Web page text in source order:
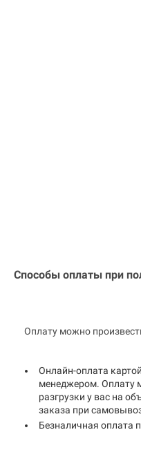
Способы оплаты при
Оплату можно
Онлайн-оплата
менеджером. Оплату
разгрузки у вас на
заказа при
Безналичная оплата